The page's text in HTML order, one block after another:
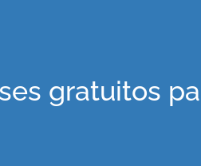
gratuitos